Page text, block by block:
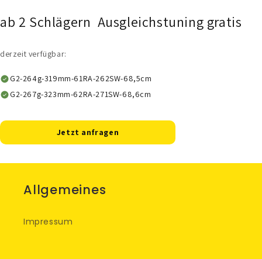
ab 2 Schlägern Ausgleichstuning gratis
derzeit verfügbar:
G2-264g-319mm-61RA-262SW-68,5cm
G2-267g-323mm-62RA-271SW-68,6cm
Jetzt anfragen
Allgemeines
Impressum